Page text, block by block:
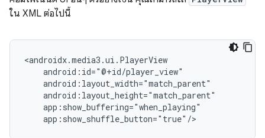
ใน XML ต่อไปนี้